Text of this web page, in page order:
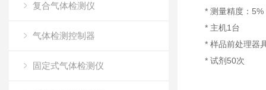
复合气体检测仪
气体检测控制器
固定式气体检测仪
* 测量精度：5%
* 主机1台
* 样品前处理器
* 试剂50次